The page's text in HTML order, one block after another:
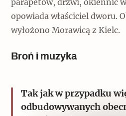
parapetów, drzwi, okiennic
opowiada właściciel dworu.
wyłożono Morawicą z Kielc.
Broń i muzyka
Tak jak w przypadku
odbudowywanych